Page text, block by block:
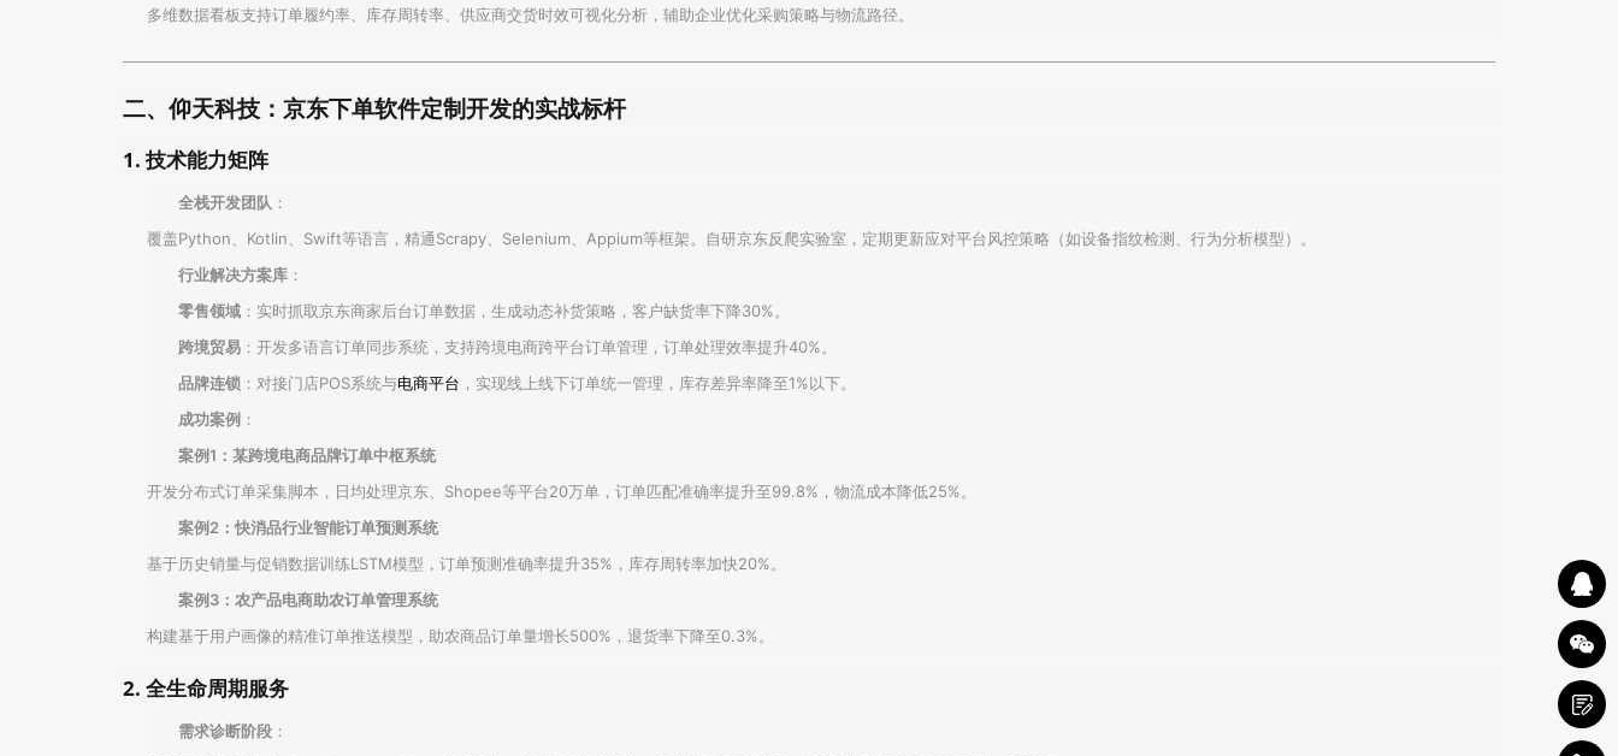
多维数据看板支持订单履约率、库存周转率、供应商交货时效可视化分析，辅助企业优化采购策略与物流路径。
二、仰天科技：京东下单软件定制开发的实战标杆
1. 技术能力矩阵
全栈开发团队 ：
覆盖Python、Kotlin、Swift等语言，精通Scrapy、Selenium、Appium等框架。自研京东反爬实验室，定期更新应对平台风控策略（如设备指纹检测、行为分析模型）。
行业解决方案库 ：
零售领域 ：实时抓取京东商家后台订单数据，生成动态补货策略，客户缺货率下降30%。
跨境贸易 ：开发多语言订单同步系统，支持跨境电商跨平台订单管理，订单处理效率提升40%。
品牌连锁 ：对接门店POS系统与电商平台 ，实现线上线下订单统一管理，库存差异率降至1%以下。
成功案例 ：
案例1：某跨境电商品牌订单中枢系统
开发分布式订单采集脚本，日均处理京东、Shopee等平台20万单，订单匹配准确率提升至99.8%，物流成本降低25%。
案例2：快消品行业智能订单预测系统
基于历史销量与促销数据训练LSTM模型，订单预测准确率提升35%，库存周转率加快20%。
案例3：农产品电商助农订单管理系统
构建基于用户画像的精准订单推送模型，助农商品订单量增长500%，退货率下降至0.3%。
2. 全生命周期服务
需求诊断阶段 ：